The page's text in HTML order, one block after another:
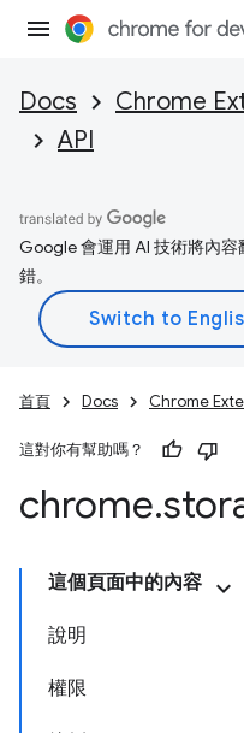
Docs Chrome
API
Google 會運用 AI 技術將內
錯。
首頁 Docs Chrome
這對你有幫助嗎？
chrome.
這個頁面中的內容
說明
權限